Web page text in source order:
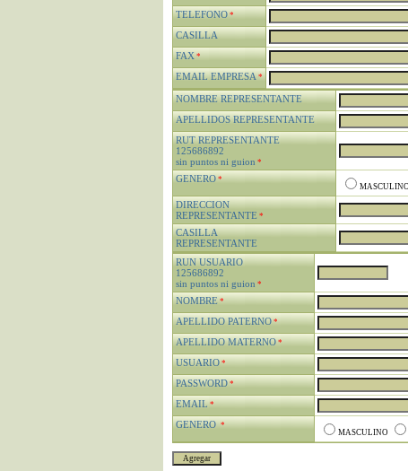
TELEFONO*
CASILLA
FAX*
EMAIL EMPRESA*
NOMBRE REPRESENTANTE
APELLIDOS REPRESENTANTE
RUT REPRESENTANTE
125686892
sin puntos ni guion *
GENERO*
DIRECCION
REPRESENTANTE *
CASILLA
REPRESENTANTE
RUN USUARIO
125686892
sin puntos ni guion *
NOMBRE*
APELLIDO PATERNO*
APELLIDO MATERNO*
USUARIO*
PASSWORD*
EMAIL*
GENERO*
MASCULINO